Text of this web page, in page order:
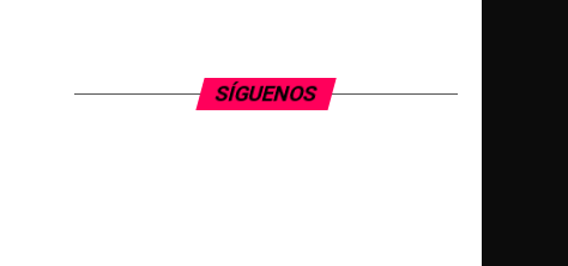
SÍGUENOS